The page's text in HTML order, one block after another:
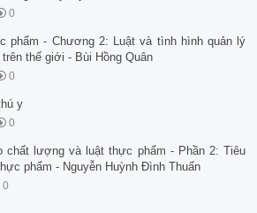
0
phẩm - Chương 2: Luật và tình hình quản lý
thế giới - Bùi Hồng Quân
0
y
0
chất lượng và luật thực phẩm - Phần 2: Tiêu
phẩm - Nguyễn Huỳnh Đình Thuấn
0